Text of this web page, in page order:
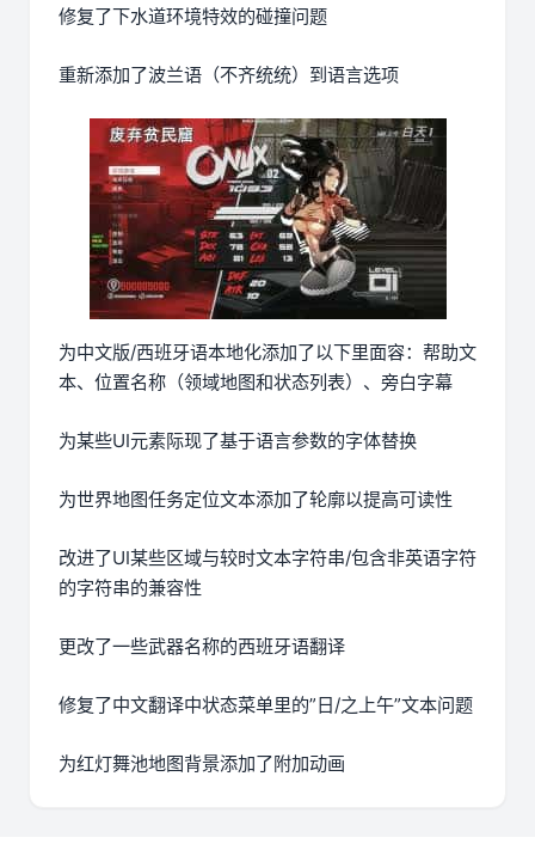
修复了下水道环境特效的碰撞问题
重新添加了波兰语（不齐统统）到语言选项
为中文版/西班牙语本地化添加了以下里面容：帮助文
本、位置名称（领域地图和状态列表）、旁白字幕
为某些UI元素际现了基于语言参数的字体替换
为世界地图任务定位文本添加了轮廓以提高可读性
改进了UI某些区域与较时文本字符串/包含非英语字符
的字符串的兼容性
更改了一些武器名称的西班牙语翻译
修复了中文翻译中状态菜单里的”日/之上午”文本问题
为红灯舞池地图背景添加了附加动画